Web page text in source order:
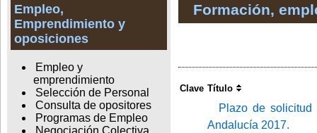
Empleo,
Emprendimiento y
oposiciones
Empleo y
emprendimiento
Selección de Personal
Consulta de opositores
Programas de Empleo
Formación,
Clave Título
Plazo de
Andalucía 2017.